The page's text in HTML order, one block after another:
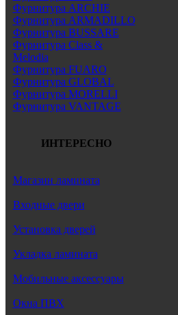
Фурнитура ARCHIE
Фурнитура ARMADILLO
Фурнитура BUSSARE
Фурнитура Class &
Melodia
Фурнитура FUARO
Фурнитура GLOBAL
Фурнитура MORELLI
Фурнитура VANTAGE
ИНТЕРЕСНО
Магазин ламината
Входные двери
Установка дверей
Укладка ламината
Мобильные аксессуары
Окна ПВХ